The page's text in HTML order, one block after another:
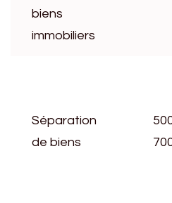
biens
immobiliers
Séparation
de biens